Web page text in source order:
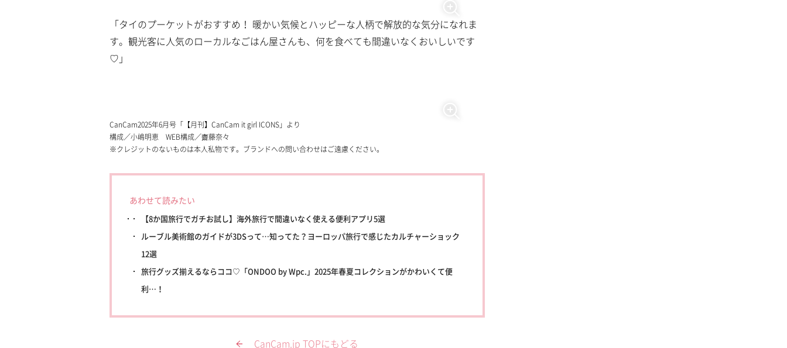
「タイのプーケットがおすすめ！ 暖かい気候とハッピーな人柄で解放的な気分になれま
す。観光客に人気のローカルなごはん屋さんも、何を食べても間違いなくおいしいです
♡」
CanCam2025年6月号「【月刊】CanCam it girl ICONS」より
構成／小嶋明恵 WEB構成／齋藤奈々
※クレジットのないものは本人私物です。ブランドへの問い合わせはご遠慮ください。
あわせて読みたい
【8か国旅行でガチお試し】海外旅行で間違いなく使える便利アプリ5選
ルーブル美術館のガイドが3DSって…知ってた？ヨーロッパ旅行で感じたカルチャーショック
12選
旅行グッズ揃えるならココ♡「ONDOO by Wpc.」2025年春夏コレクションがかわいくて便
利…！
CanCam.jp TOPにもどる